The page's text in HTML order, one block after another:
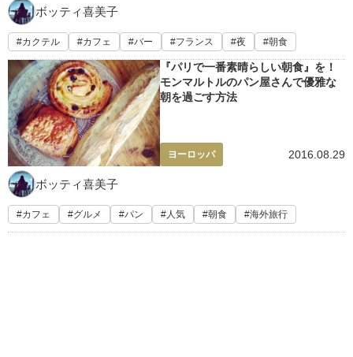
ボッティ喜美子
カクテル カフェ バー フランス 夜 朝食
『パリで一番素晴らしい朝食』を！
モンマルトルのパン屋さんで優雅な
朝を過ごす方法
ヨーロッパ 2016.08.29
ボッティ喜美子
カフェ グルメ パン 人気 朝食 海外旅行